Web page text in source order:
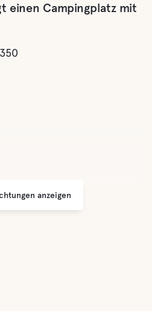
einen Campingplatz mit
anzeigen